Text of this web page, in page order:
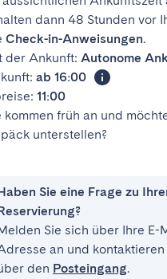
dann 48 Stunden vor
Check-in-Anweisungen.
der Ankunft: Autonome
ab 16:00
11:00
kommen früh an und
unterstellen?
Sie eine Frage zu
Sie sich über Ihre E-
an und kontaktieren
den Posteingang.